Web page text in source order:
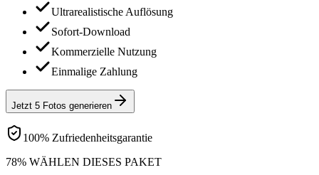
Ultrarealistische Auflösung
Sofort-Download
Kommerzielle Nutzung
Einmalige Zahlung
Jetzt 5 Fotos generieren
100% Zufriedenheitsgarantie
78% WÄHLEN DIESES PAKET